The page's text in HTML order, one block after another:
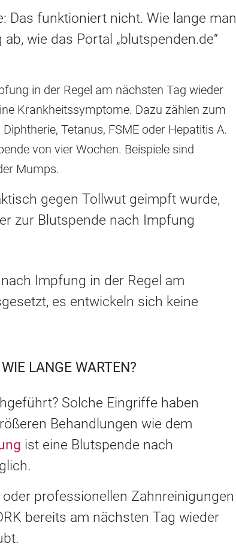
Das funktioniert nicht. Wie lange man
wie das Portal „blutspenden.de“
in der Regel am nächsten Tag wieder
Krankheitssymptome. Dazu zählen zum
Tetanus, FSME oder Hepatitis A.
von vier Wochen. Beispiele sind
Mumps.
gegen Tollwut geimpft wurde,
zur Blutspende nach Impfung
Impfung in der Regel am
es entwickeln sich keine
LANGE WARTEN?
Solche Eingriffe haben
Behandlungen wie dem
ist eine Blutspende nach
professionellen Zahnreinigungen
bereits am nächsten Tag wieder